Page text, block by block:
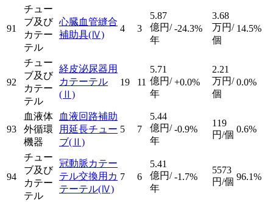
91
チュー
ブ及び
カテー
テル
心臓血管縫合
補助具(Ⅳ)
4 3
5.87
億円/
年
-24.3%
3.68
万円/
個
14.5%
92
チュー
ブ及び
カテー
テル
経皮泌尿器用
カテーテル
(Ⅱ)
19 11
5.71
億円/
年
+0.0%
2.21
万円/
個
0.0%
93
血液体
外循環
機器
血液回路補助
用延長チュー
ブ(Ⅱ)
5 7
5.44
億円/
年
-0.9%
119
円/個
0.6%
94
チュー
ブ及び
カテー
テル
冠動脈カテー
テル交換用カ
テーテル(Ⅳ)
7 6
5.41
億円/
年
-1.7%
5573
円/個 96.1%